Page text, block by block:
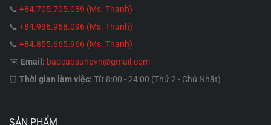
📞 +84.705.705.039 (Ms. Thanh)
📞 +84.936.968.096 (Ms. Thanh)
📞 +84.855.665.966 (Ms. Thanh)
✉️ Email: baocaosuhpvn@gmail.com
⏰ Thời gian làm việc: Từ 8:00 - 24:00 (Thứ 2 - Chủ Nhật)
SẢN PHẨM